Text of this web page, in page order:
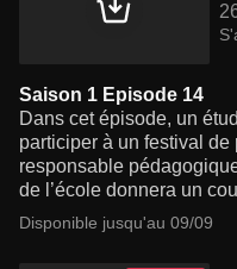
Saison 1 Episode 14
Dans cet épisode, un
participer à un festival de
responsable
de l’école donnera un
Disponible jusqu'au 09/09